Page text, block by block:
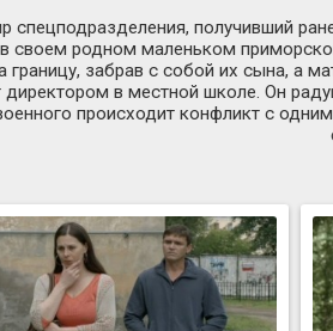
спецподразделения, получивший
своем родном маленьком
границу, забрав с собой их сына, а
директором в местной школе. Он
происходит конфликт с